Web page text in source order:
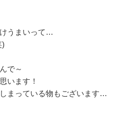
うまいって…
)
で～
います！
まっている物もございます…